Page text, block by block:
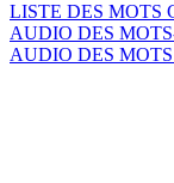
LISTE DES MOTS
AUDIO DES
AUDIO DES